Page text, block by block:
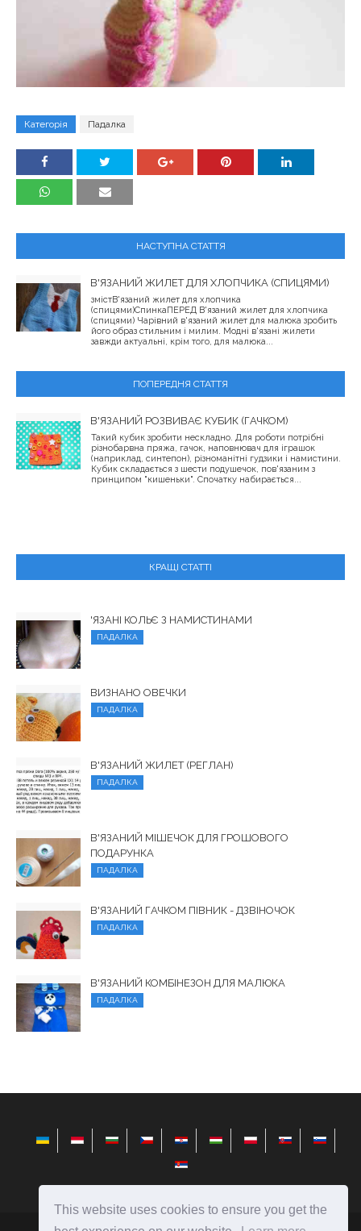
This website uses cookies to ensure you get the
Категорія Падалка
НАСТУПНА СТАТТЯ
В'ЯЗАНИЙ ЖИЛЕТ ДЛЯ ХЛОПЧИКА (СПИЦЯМИ)
змістВ'язаний жилет для хлопчика
(спицями)СпинкаПЕРЕД В'язаний жилет для хлопчика
(спицями) Чарівний в'язаний жилет для малюка зробить
його образ стильним і милим. Модні в'язані жилети
завжди актуальні, крім того, для малюка...
ПОПЕРЕДНЯ СТАТТЯ
В'ЯЗАНИЙ РОЗВИВАЄ КУБИК (ГАЧКОМ)
Такий кубик зробити нескладно. Для роботи потрібні
різнобарвна пряжа, гачок, наповнювач для іграшок
(наприклад, синтепон), різноманітні гудзики і намистини.
Кубик складається з шести подушечок, пов'язаним з
принципом "кишеньки". Спочатку набирається...
КРАЩІ СТАТТІ
'ЯЗАНІ КОЛЬЄ З НАМИСТИНАМИ
ПАДАЛКА
ВИЗНАНО ОВЕЧКИ
ПАДАЛКА
В'ЯЗАНИЙ ЖИЛЕТ (РЕГЛАН)
ПАДАЛКА
В'ЯЗАНИЙ МІШЕЧОК ДЛЯ ГРОШОВОГО
ПОДАРУНКА
ПАДАЛКА
В'ЯЗАНИЙ ГАЧКОМ ПІВНИК - ДЗВІНОЧОК
ПАДАЛКА
В'ЯЗАНИЙ КОМБІНЕЗОН ДЛЯ МАЛЮКА
ПАДАЛКА